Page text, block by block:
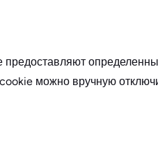
можно вручную